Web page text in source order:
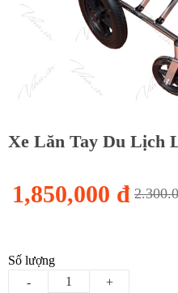
Xe Lăn Tay Du Lịch
1,850,000 đ
Số lượng
-
+